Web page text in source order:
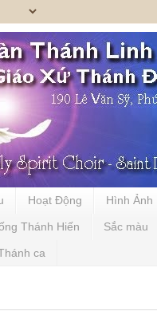
Hoạt Động Hình Ảnh
Thánh Hiến Sắc màu
ca